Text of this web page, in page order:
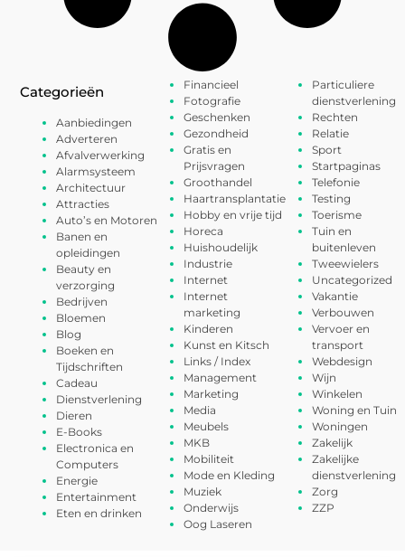
Categorieën
Aanbiedingen
Adverteren
Afvalverwerking
Alarmsysteem
Architectuur
Attracties
Auto’s en Motoren
Banen en
opleidingen
Beauty en
verzorging
Bedrijven
Bloemen
Blog
Boeken en
Tijdschriften
Cadeau
Dienstverlening
Dieren
E-Books
Electronica en
Computers
Energie
Entertainment
Eten en drinken
Financieel
Fotografie
Geschenken
Gezondheid
Gratis en
Prijsvragen
Groothandel
Haartransplantatie
Hobby en vrije tijd
Horeca
Huishoudelijk
Industrie
Internet
Internet
marketing
Kinderen
Kunst en Kitsch
Links / Index
Management
Marketing
Media
Meubels
MKB
Mobiliteit
Mode en Kleding
Muziek
Onderwijs
Oog Laseren
Particuliere
dienstverlening
Rechten
Relatie
Sport
Startpaginas
Telefonie
Testing
Toerisme
Tuin en
buitenleven
Tweewielers
Uncategorized
Vakantie
Verbouwen
Vervoer en
transport
Webdesign
Wijn
Winkelen
Woning en Tuin
Woningen
Zakelijk
Zakelijke
dienstverlening
Zorg
ZZP